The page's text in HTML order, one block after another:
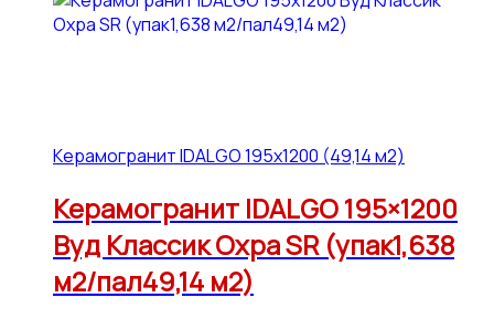
Керамогранит IDALGO 195x1200 (49,14 м2)
Керамогранит IDALGO 195×1200
Вуд Классик Охра SR (упак1,638
м2/пал49,14 м2)